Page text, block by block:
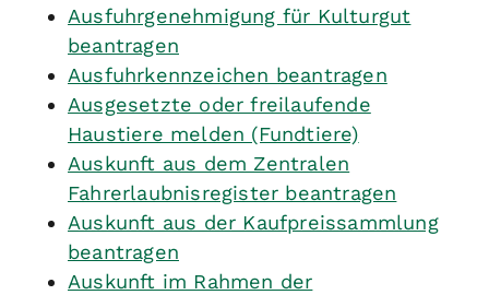
Ausfuhrgenehmigung für Kulturgut
beantragen
Ausfuhrkennzeichen beantragen
Ausgesetzte oder freilaufende
Haustiere melden (Fundtiere)
Auskunft aus dem Zentralen
Fahrerlaubnisregister beantragen
Auskunft aus der Kaufpreissammlung
beantragen
Auskunft im Rahmen der